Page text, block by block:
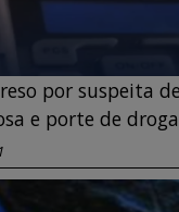
por suspeita
e porte de